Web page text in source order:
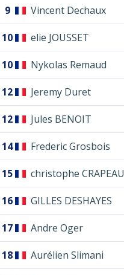
9 Vincent Dechaux
10 elie JOUSSET
10 Nykolas Remaud
12 Jeremy Duret
12 Jules BENOIT
14 Frederic Grosbois
15 christophe CRAPEAU
16 GILLES DESHAYES
17 Andre Oger
18 Aurélien Slimani